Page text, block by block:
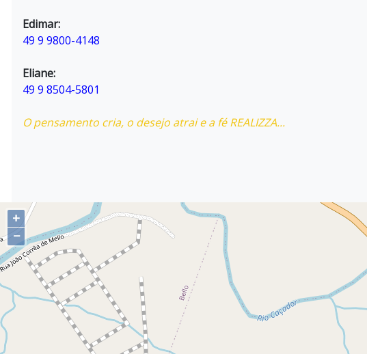
Edimar:
49 9 9800-4148
Eliane:
49 9 8504-5801
O pensamento cria, o desejo atrai e a fé REALIZZA...
+
−